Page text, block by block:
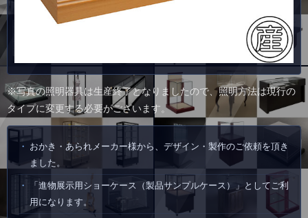
※写真の照明器具は生産終了となりましたので、照明方法は現行の
タイプに変更する必要がございます。
おかき・あられメーカー様から、デザイン・製作のご依頼を頂き
ました。
「進物展示用ショーケース（製品サンプルケース）」としてご利
用になります。